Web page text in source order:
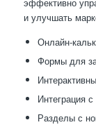
и улучшать
Онлайн-
Формы для
Интеграция
Разделы с